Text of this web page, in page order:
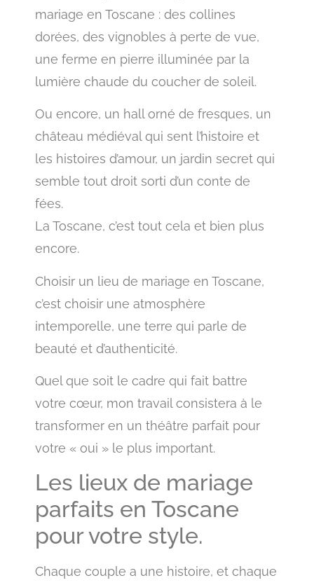
mariage en Toscane : des collines
dorées, des vignobles à perte de vue,
une ferme en pierre illuminée par la
lumière chaude du coucher de soleil.
Ou encore, un hall orné de fresques, un
château médiéval qui sent l’histoire et
les histoires d’amour, un jardin secret qui
semble tout droit sorti d’un conte de
fées.
La Toscane, c’est tout cela et bien plus
encore.
Choisir un lieu de mariage en Toscane,
c’est choisir une atmosphère
intemporelle, une terre qui parle de
beauté et d’authenticité.
Quel que soit le cadre qui fait battre
votre cœur, mon travail consistera à le
transformer en un théâtre parfait pour
votre « oui » le plus important.
Les lieux de mariage
parfaits en Toscane
pour votre style.
Chaque couple a une histoire, et chaque